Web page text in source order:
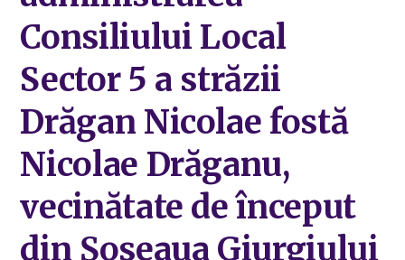
Consiliului Local
Sector 5 a străzii
Drăgan Nicolae fostă
Nicolae Drăganu,
vecinătate de început
din Șoseaua Giurgiului